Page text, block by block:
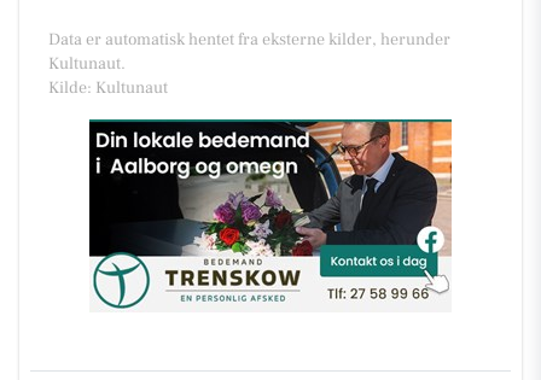
Data er automatisk hentet fra eksterne kilder, herunder
Kultunaut.
Kilde: Kultunaut